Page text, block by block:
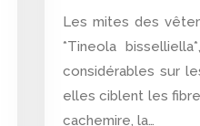
Les mites des
*Tineola
considérables sur
elles ciblent les
cachemire, la…